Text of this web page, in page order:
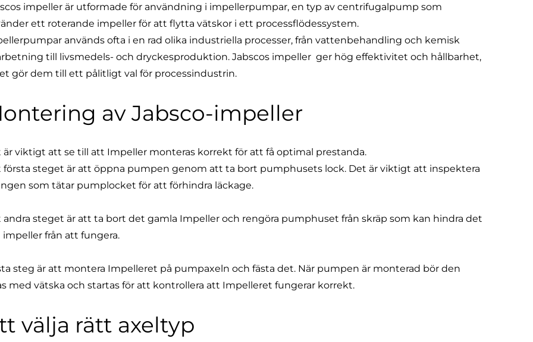
impeller är utformade för användning i impellerpumpar, en typ av centrifugalpump som
ett roterande impeller för att flytta vätskor i ett processflödessystem.
används ofta i en rad olika industriella processer, från vattenbehandling och kemisk
till livsmedels- och dryckesproduktion. Jabscos impeller ger hög effektivitet och hållbarhet,
gör dem till ett pålitligt val för processindustrin.
av Jabsco-impeller
är viktigt att se till att Impeller monteras korrekt för att få optimal prestanda.
första steget är att öppna pumpen genom att ta bort pumphusets lock. Det är viktigt att inspektera
som tätar pumplocket för att förhindra läckage.
andra steget är att ta bort det gamla Impeller och rengöra pumphuset från skräp som kan hindra det
impeller från att fungera.
steg är att montera Impelleret på pumpaxeln och fästa det. När pumpen är monterad bör den
med vätska och startas för att kontrollera att Impelleret fungerar korrekt.
välja rätt axeltyp